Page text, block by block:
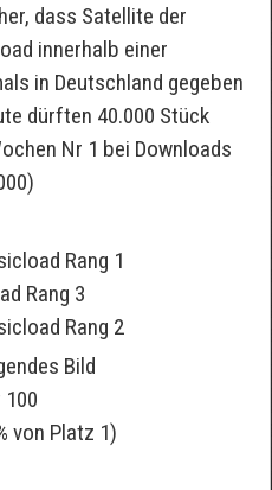
dass Satellite der
innerhalb einer
in Deutschland gegeben
dürften 40.000 Stück
Nr 1 bei Downloads
Rang 1
Rang 3
Rang 2
Bild
von Platz 1)